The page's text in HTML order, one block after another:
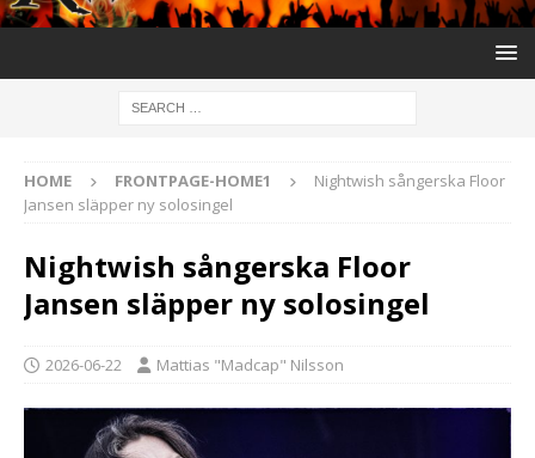
HOME FRONTPAGE-HOME1
Nightwish sångerska Floor
Jansen släpper ny solosingel
Nightwish sångerska Floor
Jansen släpper ny solosingel
2026-06-22 Mattias "Madcap" Nilsson